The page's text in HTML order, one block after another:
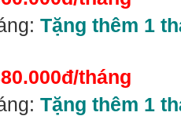
Tặng thêm 1
tháng
Tặng thêm 1